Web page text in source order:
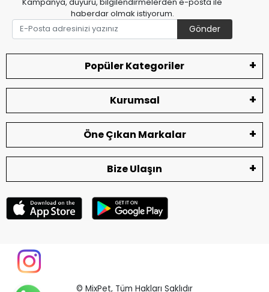
haberdar olmak istiyorum.
Gönder
Popüler Kategoriler
Kurumsal
Öne Çıkan Markalar
Bize Ulaşın
© MixPet, Tüm Hakları Saklıdır